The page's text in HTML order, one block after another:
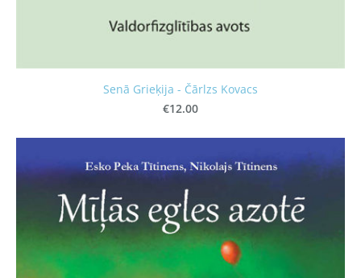
Senā Grieķija - Čārlzs Kovacs
€12.00